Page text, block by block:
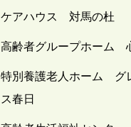
ケアハウス 対馬の杜
高齢者グループホーム
特別養護老人ホーム グ
ス春日